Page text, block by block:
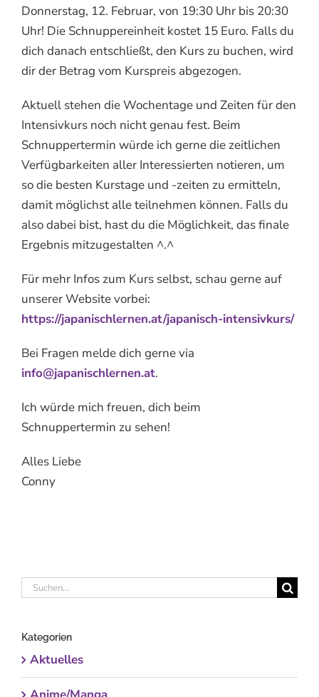
Donnerstag, 12. Februar, von 19:30 Uhr bis 20:30
Uhr! Die Schnuppereinheit kostet 15 Euro. Falls du
dich danach entschließt, den Kurs zu buchen, wird
dir der Betrag vom Kurspreis abgezogen.
Aktuell stehen die Wochentage und Zeiten für den
Intensivkurs noch nicht genau fest. Beim
Schnuppertermin würde ich gerne die zeitlichen
Verfügbarkeiten aller Interessierten notieren, um
so die besten Kurstage und -zeiten zu ermitteln,
damit möglichst alle teilnehmen können. Falls du
also dabei bist, hast du die Möglichkeit, das finale
Ergebnis mitzugestalten ^.^
Für mehr Infos zum Kurs selbst, schau gerne auf
unserer Website vorbei:
https://japanischlernen.at/japanisch-intensivkurs/
Bei Fragen melde dich gerne via
info@japanischlernen.at.
Ich würde mich freuen, dich beim
Schnuppertermin zu sehen!
Alles Liebe
Conny
Suche
Kategorien
Aktuelles